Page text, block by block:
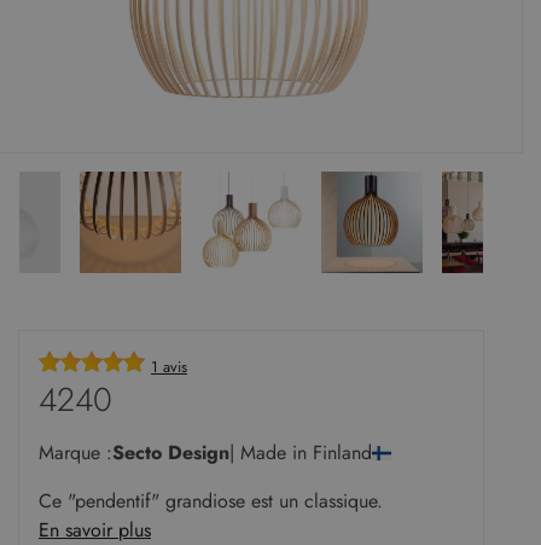
1 avis
4240
Marque :Secto Design| Made in Finland
Ce "pendentif" grandiose est un classique.
En savoir plus